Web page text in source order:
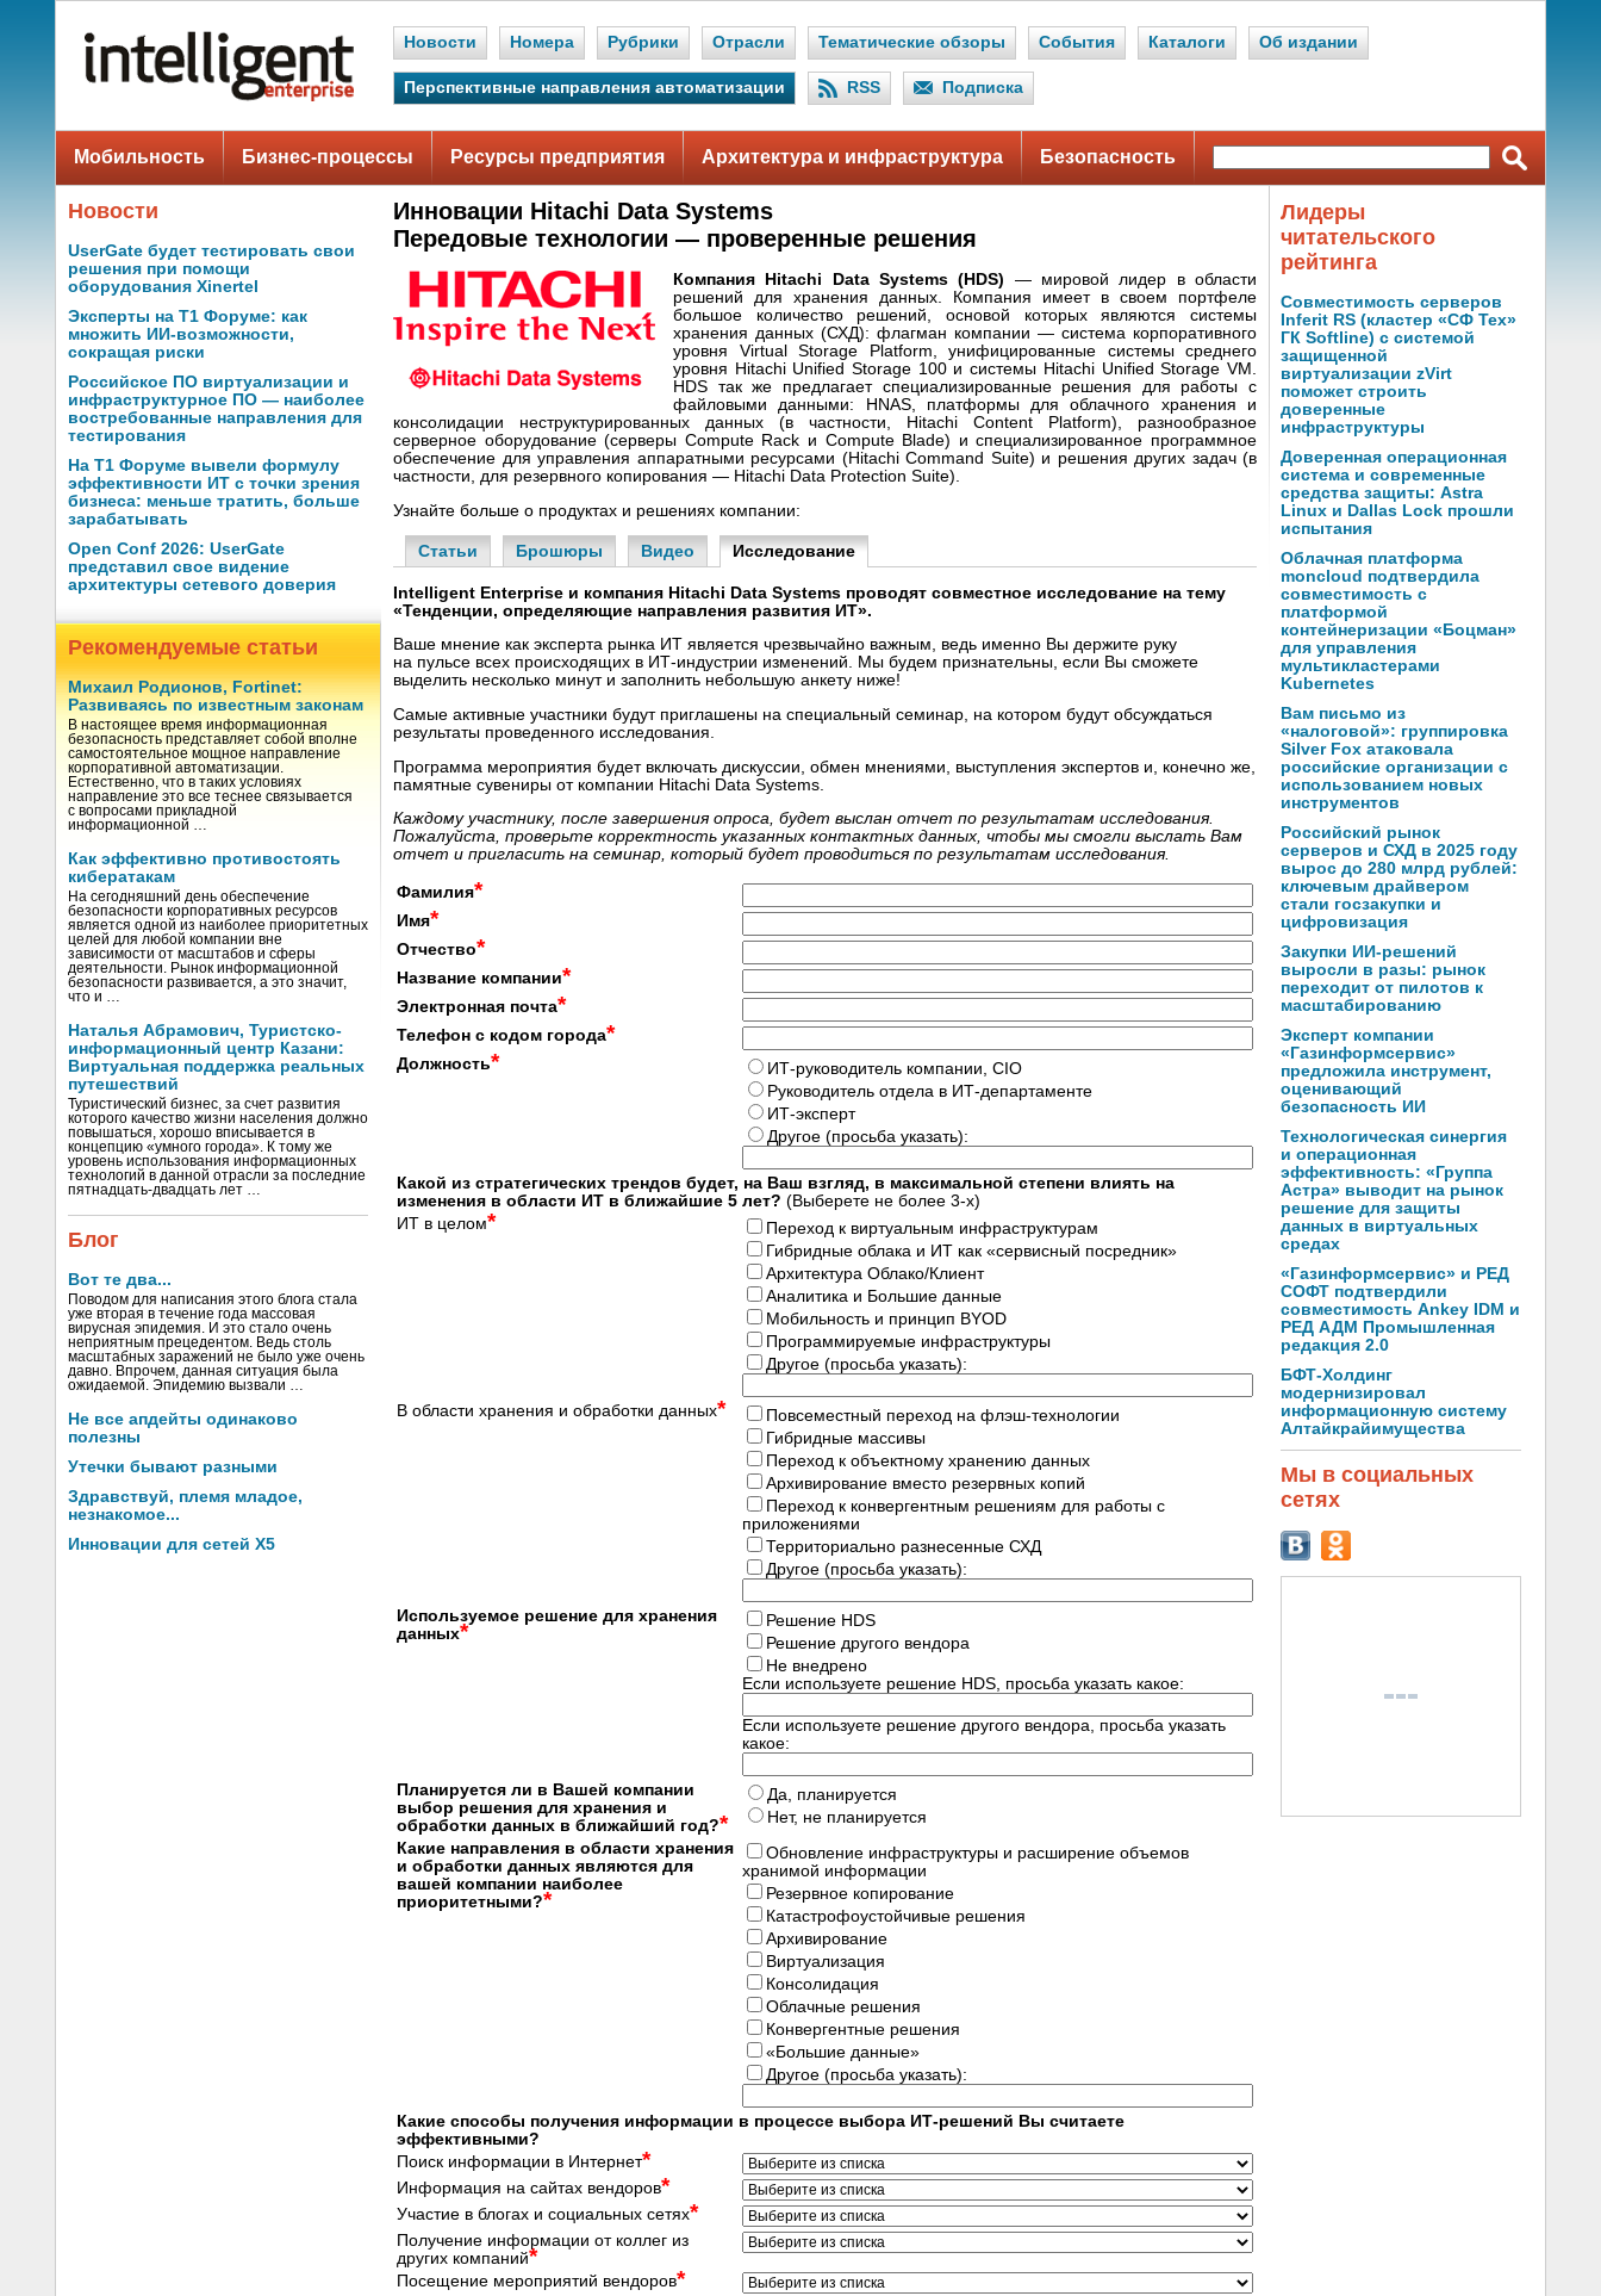
Новости Номера Рубрики Отрасли Тематические обзоры События Каталоги Об издании
Перспективные направления автоматизации RSS Подписка
Мобильность Бизнес-процессы Ресурсы предприятия Архитектура и инфраструктура Безопасность
Новости
UserGate будет тестировать свои
решения при помощи
оборудования Xinertel
Эксперты на Т1 Форуме: как
множить ИИ-возможности,
сокращая риски
Российское ПО виртуализации и
инфраструктурное ПО — наиболее
востребованные направления для
тестирования
На Т1 Форуме вывели формулу
эффективности ИТ с точки зрения
бизнеса: меньше тратить, больше
зарабатывать
Open Conf 2026: UserGate
представил свое видение
архитектуры сетевого доверия
Рекомендуемые статьи
Михаил Родионов, Fortinet:
Развиваясь по известным законам
В настоящее время информационная
безопасность представляет собой вполне
самостоятельное мощное направление
корпоративной автоматизации.
Естественно, что в таких условиях
направление это все теснее связывается
с вопросами прикладной
информационной …
Как эффективно противостоять
кибератакам
На сегодняшний день обеспечение
безопасности корпоративных ресурсов
является одной из наиболее приоритетных
целей для любой компании вне
зависимости от масштабов и сферы
деятельности. Рынок информационной
безопасности развивается, а это значит,
что и …
Наталья Абрамович, Туристско-
информационный центр Казани:
Виртуальная поддержка реальных
путешествий
Туристический бизнес, за счет развития
которого качество жизни населения должно
повышаться, хорошо вписывается в
концепцию «умного города». К тому же
уровень использования информационных
технологий в данной отрасли за последние
пятнадцать-двадцать лет …
Блог
Вот те два...
Поводом для написания этого блога стала
уже вторая в течение года массовая
вирусная эпидемия. И это стало очень
неприятным прецедентом. Ведь столь
масштабных заражений не было уже очень
давно. Впрочем, данная ситуация была
ожидаемой. Эпидемию вызвали …
Не все апдейты одинаково
полезны
Утечки бывают разными
Здравствуй, племя младое,
незнакомое...
Инновации для сетей X5
Инновации Hitachi Data Systems
Передовые технологии — проверенные решения
Компания Hitachi Data Systems (HDS) — мировой лидер в области
решений для хранения данных. Компания имеет в своем портфеле
большое количество решений, основой которых являются системы
хранения данных (СХД): флагман компании — система корпоративного
уровня Virtual Storage Platform, унифицированные системы среднего
уровня Hitachi Unified Storage 100 и системы Hitachi Unified Storage VM.
HDS так же предлагает специализированные решения для работы с
файловыми данными: HNAS, платформы для облачного хранения и
консолидации неструктурированных данных (в частности, Hitachi Content Platform), разнообразное
серверное оборудование (серверы Compute Rack и Compute Blade) и специализированное программное
обеспечение для управления аппаратными ресурсами (Hitachi Command Suite) и решения других задач (в
частности, для резервного копирования — Hitachi Data Protection Suite).
Узнайте больше о продуктах и решениях компании:
Статьи Брошюры Видео Исследование
Intelligent Enterprise и компания Hitachi Data Systems проводят совместное исследование на тему
«Тенденции, определяющие направления развития ИТ».
Ваше мнение как эксперта рынка ИТ является чрезвычайно важным, ведь именно Вы держите руку
на пульсе всех происходящих в ИТ-индустрии изменений. Мы будем признательны, если Вы сможете
выделить несколько минут и заполнить небольшую анкету ниже!
Самые активные участники будут приглашены на специальный семинар, на котором будут обсуждаться
результаты проведенного исследования.
Программа мероприятия будет включать дискуссии, обмен мнениями, выступления экспертов и, конечно же,
памятные сувениры от компании Hitachi Data Systems.
Каждому участнику, после завершения опроса, будет выслан отчет по результатам исследования.
Пожалуйста, проверьте корректность указанных контактных данных, чтобы мы смогли выслать Вам
отчет и пригласить на семинар, который будет проводиться по результатам исследования.
Фамилия*
Имя*
Отчество*
Название компании*
Электронная почта*
Телефон с кодом города*
Должность*
ИТ-руководитель компании, CIO
Руководитель отдела в ИТ-департаменте
ИТ-эксперт
Другое (просьба указать):
Какой из стратегических трендов будет, на Ваш взгляд, в максимальной степени влиять на
изменения в области ИТ в ближайшие 5 лет? (Выберете не более 3-х)
ИТ в целом*
Переход к виртуальным инфраструктурам
Гибридные облака и ИТ как «сервисный посредник»
Архитектура Облако/Клиент
Аналитика и Большие данные
Мобильность и принцип BYOD
Программируемые инфраструктуры
Другое (просьба указать):
В области хранения и обработки данных*
Повсеместный переход на флэш-технологии
Гибридные массивы
Переход к объектному хранению данных
Архивирование вместо резервных копий
Переход к конвергентным решениям для работы с
приложениями
Территориально разнесенные СХД
Другое (просьба указать):
Используемое решение для хранения
данных*
Решение HDS
Решение другого вендора
Не внедрено
Если используете решение HDS, просьба указать какое:
Если используете решение другого вендора, просьба указать
какое:
Планируется ли в Вашей компании
выбор решения для хранения и
обработки данных в ближайший год?*
Да, планируется
Нет, не планируется
Какие направления в области хранения
и обработки данных являются для
вашей компании наиболее
приоритетными?*
Обновление инфраструктуры и расширение объемов
хранимой информации
Резервное копирование
Катастрофоустойчивые решения
Архивирование
Виртуализация
Консолидация
Облачные решения
Конвергентные решения
«Большие данные»
Другое (просьба указать):
Какие способы получения информации в процессе выбора ИТ-решений Вы считаете
эффективными?
Поиск информации в Интернет*
Информация на сайтах вендоров*
Участие в блогах и социальных сетях*
Получение информации от коллег из
других компаний*
Посещение мероприятий вендоров*
Лидеры
читательского
рейтинга
Совместимость серверов
Inferit RS (кластер «СФ Тех»
ГК Softline) с системой
защищенной
виртуализации zVirt
поможет строить
доверенные
инфраструктуры
Доверенная операционная
система и современные
средства защиты: Astra
Linux и Dallas Lock прошли
испытания
Облачная платформа
moncloud подтвердила
совместимость с
платформой
контейнеризации «Боцман»
для управления
мультикластерами
Kubernetes
Вам письмо из
«налоговой»: группировка
Silver Fox атаковала
российские организации с
использованием новых
инструментов
Российский рынок
серверов и СХД в 2025 году
вырос до 280 млрд рублей:
ключевым драйвером
стали госзакупки и
цифровизация
Закупки ИИ-решений
выросли в разы: рынок
переходит от пилотов к
масштабированию
Эксперт компании
«Газинформсервис»
предложила инструмент,
оценивающий
безопасность ИИ
Технологическая синергия
и операционная
эффективность: «Группа
Астра» выводит на рынок
решение для защиты
данных в виртуальных
средах
«Газинформсервис» и РЕД
СОФТ подтвердили
совместимость Ankey IDM и
РЕД АДМ Промышленная
редакция 2.0
БФТ-Холдинг
модернизировал
информационную систему
Алтайкрайимущества
Мы в социальных
сетях